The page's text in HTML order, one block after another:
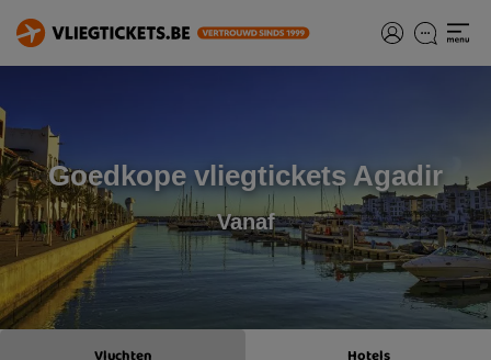
Goedkope vliegtickets Agadir
Vanaf